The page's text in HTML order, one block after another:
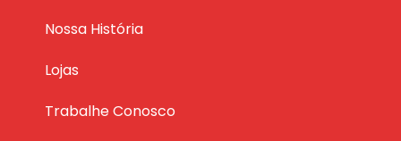
Nossa História
Lojas
Trabalhe Conosco